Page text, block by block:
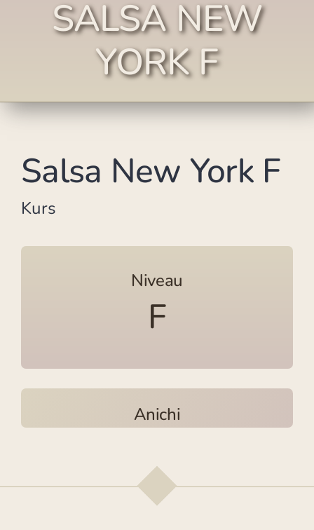
SALSA NEW
YORK F
Salsa New York F
Kurs
Niveau
F
Anichi